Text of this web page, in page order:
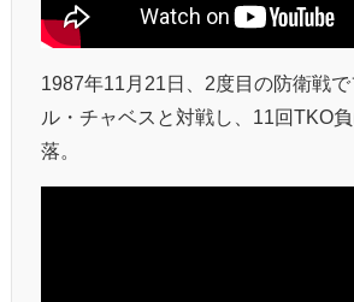
1987年11月21日、2度目の防衛戦
ル・チャベスと対戦し、11回TKO
落。